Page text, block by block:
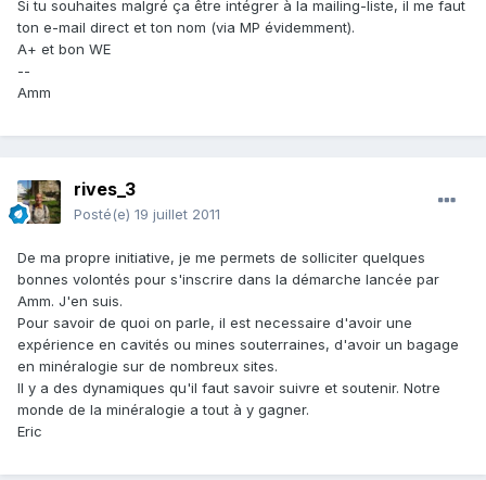
Si tu souhaites malgré ça être intégrer à la mailing-liste, il me faut
ton e-mail direct et ton nom (via MP évidemment).
A+ et bon WE
--
Amm
rives_3
Posté(e) 19 juillet 2011
De ma propre initiative, je me permets de solliciter quelques
bonnes volontés pour s'inscrire dans la démarche lancée par
Amm. J'en suis.
Pour savoir de quoi on parle, il est necessaire d'avoir une
expérience en cavités ou mines souterraines, d'avoir un bagage
en minéralogie sur de nombreux sites.
Il y a des dynamiques qu'il faut savoir suivre et soutenir. Notre
monde de la minéralogie a tout à y gagner.
Eric